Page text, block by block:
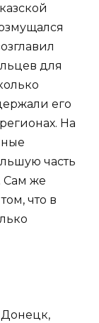
для
его
На
часть
Сам же
что в